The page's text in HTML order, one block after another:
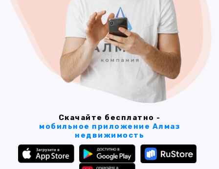
Скачайте бесплатно -
мобильное приложение Алмаз
недвижимость